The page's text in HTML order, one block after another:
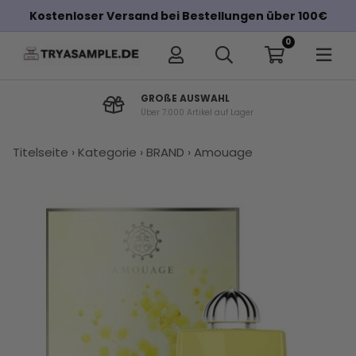
Kostenloser Versand bei Bestellungen über 100€
0
GROßE AUSWAHL
Über 7.000 Artikel auf Lager
Andere Kunden haben diese auch
Amouage
Kaufen Sie
Titelseite › Kategorie › BRAND › Amouage